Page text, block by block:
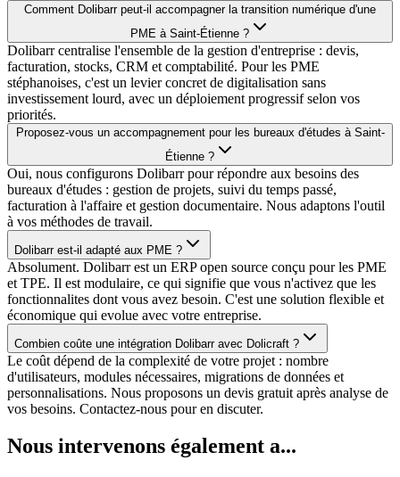
Comment Dolibarr peut-il accompagner la transition numérique d'une
PME à Saint-Étienne ?
Dolibarr centralise l'ensemble de la gestion d'entreprise : devis,
facturation, stocks, CRM et comptabilité. Pour les PME
stéphanoises, c'est un levier concret de digitalisation sans
investissement lourd, avec un déploiement progressif selon vos
priorités.
Proposez-vous un accompagnement pour les bureaux d'études à Saint-
Étienne ?
Oui, nous configurons Dolibarr pour répondre aux besoins des
bureaux d'études : gestion de projets, suivi du temps passé,
facturation à l'affaire et gestion documentaire. Nous adaptons l'outil
à vos méthodes de travail.
Dolibarr est-il adapté aux PME ?
Absolument. Dolibarr est un ERP open source conçu pour les PME
et TPE. Il est modulaire, ce qui signifie que vous n'activez que les
fonctionnalites dont vous avez besoin. C'est une solution flexible et
économique qui evolue avec votre entreprise.
Combien coûte une intégration Dolibarr avec Dolicraft ?
Le coût dépend de la complexité de votre projet : nombre
d'utilisateurs, modules nécessaires, migrations de données et
personnalisations. Nous proposons un devis gratuit après analyse de
vos besoins. Contactez-nous pour en discuter.
Nous intervenons également a...